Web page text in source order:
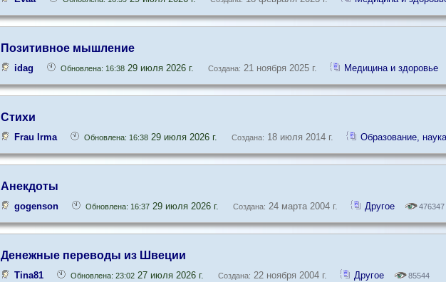
Позитивное мышление
idag Обновлена: 16:3829 июля 2026 г. Создана: 21 ноября 2025 г. Медицина и здоровье
Стихи
Frau Irma Обновлена: 16:3829 июля 2026 г. Создана: 18 июля 2014 г. Образование,
Анекдоты
gogenson Обновлена: 16:3729 июля 2026 г. Создана: 24 марта 2004 г. Другое 476347
Денежные переводы из Швеции
Tina81 Обновлена: 23:0227 июля 2026 г. Создана: 22 ноября 2004 г. Другое 85544